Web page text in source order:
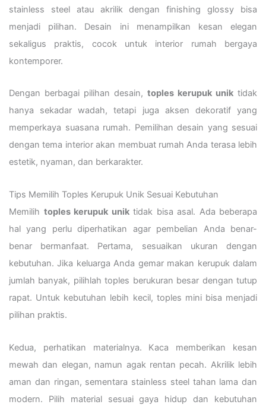
stainless steel atau akrilik dengan finishing glossy bisa
menjadi pilihan. Desain ini menampilkan kesan elegan
sekaligus praktis, cocok untuk interior rumah bergaya
kontemporer.
Dengan berbagai pilihan desain, toples kerupuk unik tidak
hanya sekadar wadah, tetapi juga aksen dekoratif yang
memperkaya suasana rumah. Pemilihan desain yang sesuai
dengan tema interior akan membuat rumah Anda terasa lebih
estetik, nyaman, dan berkarakter.
Tips Memilih Toples Kerupuk Unik Sesuai Kebutuhan
Memilih toples kerupuk uniktidak bisa asal. Ada beberapa
hal yang perlu diperhatikan agar pembelian Anda benar-
benar bermanfaat. Pertama, sesuaikan ukuran dengan
kebutuhan. Jika keluarga Anda gemar makan kerupuk dalam
jumlah banyak, pilihlah toples berukuran besar dengan tutup
rapat. Untuk kebutuhan lebih kecil, toples mini bisa menjadi
pilihan praktis.
Kedua, perhatikan materialnya. Kaca memberikan kesan
mewah dan elegan, namun agak rentan pecah. Akrilik lebih
aman dan ringan, sementara stainless steel tahan lama dan
modern. Pilih material sesuai gaya hidup dan kebutuhan